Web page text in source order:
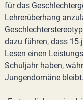
für das
Lehrerüberhang
dazu führen, dass
Lesen einen
Schuljahr haben,
Jungendomäne bleibt.